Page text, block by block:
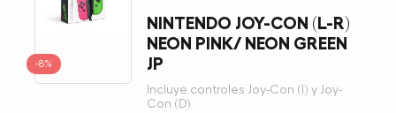
-8%
NINTENDO JOY-CON (L-R)
NEON PINK/ NEON GREEN
JP
Incluye controles Joy-Con (I) y Joy-
Con (D)